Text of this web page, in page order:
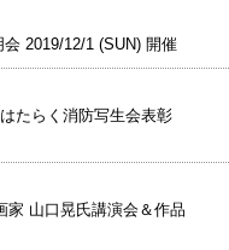
会 2019/12/1 (SUN) 開催
たらく消防写生会表彰
家 山口晃氏講演会＆作品